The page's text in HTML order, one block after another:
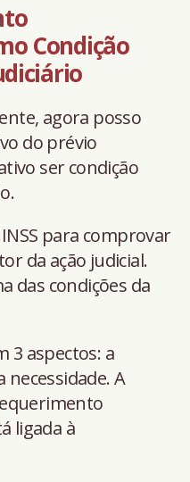
Condição
agora posso
do prévio
ser condição
para comprovar
da ação judicial.
das condições da
3 aspectos: a
necessidade. A
ligada à